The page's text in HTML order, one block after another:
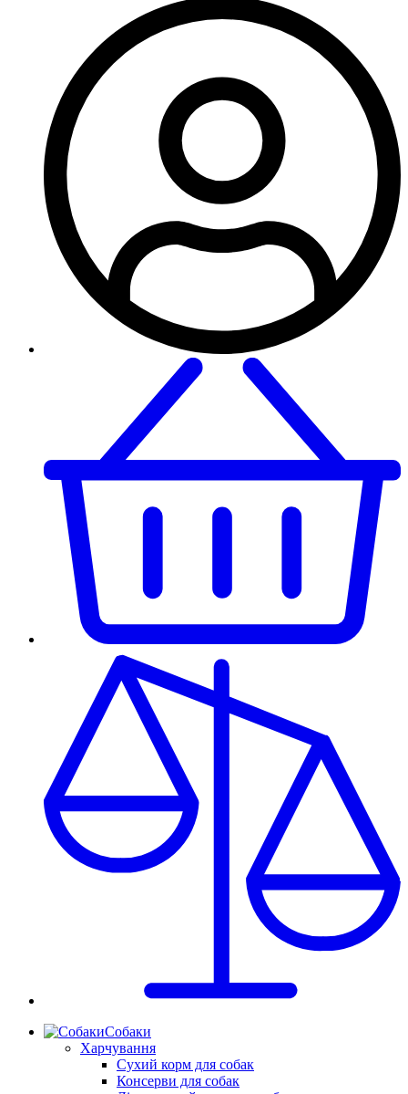
Собаки
Харчування
Сухий корм для собак
Консерви для собак